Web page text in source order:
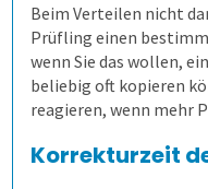
Allen, die
Schulungen
Lösungen
Schulungen
Einstieg
Extras
Beim Verteilen nicht
Prüfling einen
wenn Sie das wollen,
beliebig oft kopieren
reagieren, wenn mehr
Korrekturzeit